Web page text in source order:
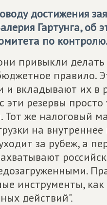
достижения
Гартунга, об
по
привыкли делать
правило.
вкладывают их в
эти резервы
Тот же налоговый
на
за рубеж, а
инструменты,
действий".